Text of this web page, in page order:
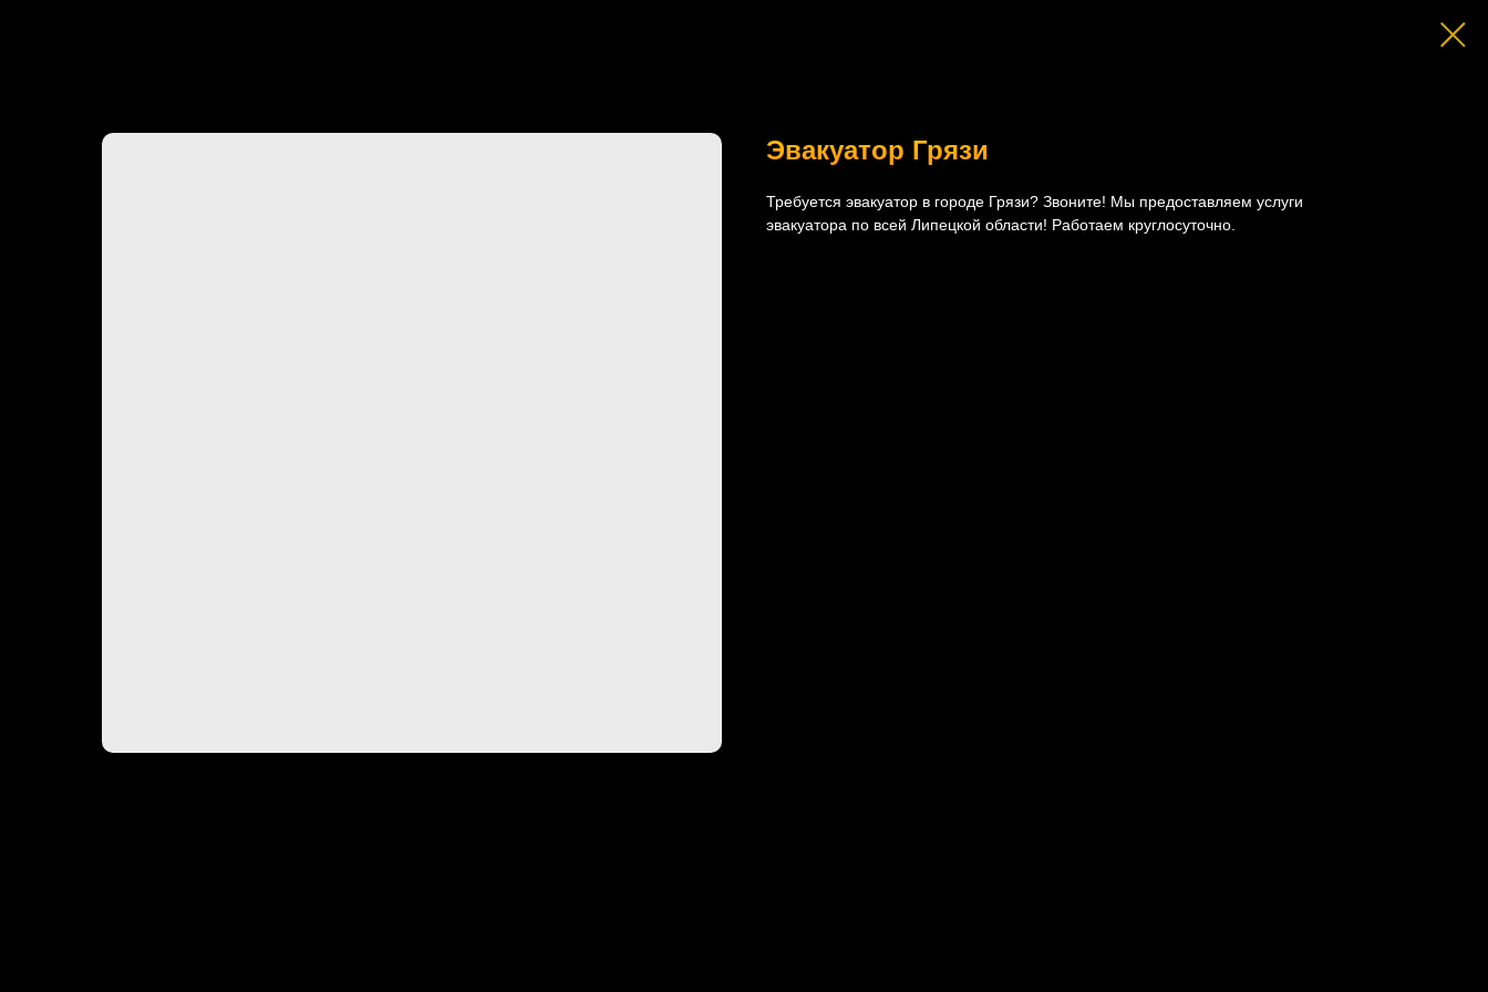
Эвакуатор Грязи
Требуется эвакуатор в городе Грязи? Звоните! Мы предоставляем услуги
эвакуатора по всей Липецкой области! Работаем круглосуточно.